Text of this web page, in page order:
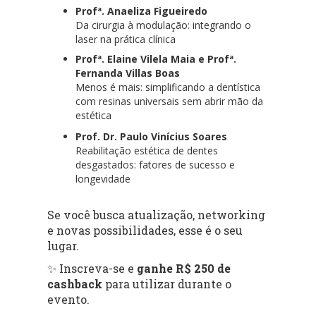
Profª. Anaeliza Figueiredo
Da cirurgia à modulação: integrando o
laser na prática clínica
Profª. Elaine Vilela Maia e Profª.
Fernanda Villas Boas
Menos é mais: simplificando a dentística
com resinas universais sem abrir mão da
estética
Prof. Dr. Paulo Vinícius Soares
Reabilitação estética de dentes
desgastados: fatores de sucesso e
longevidade
Se você busca atualização, networking
e novas possibilidades, esse é o seu
lugar.
✨ Inscreva-se e ganhe R$ 250 de
cashback para utilizar durante o
evento.